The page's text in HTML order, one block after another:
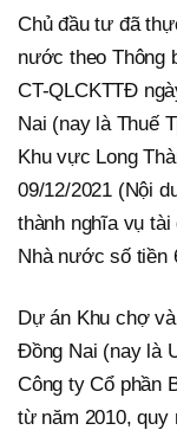
Chủ đầu tư đã
nước theo Thông
CT-QLCKTTĐ
Nai (nay là Thuế
Khu vực Long
09/12/2021 (Nội
thành nghĩa vụ
Nhà nước số tiền
Dự án Khu chợ
Đồng Nai (nay là
Công ty Cổ phần
từ năm 2010, quy